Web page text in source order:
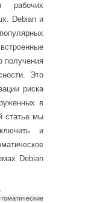
рабочих
Debian и
получения
Это
риска
в
статье мы
и
Debian